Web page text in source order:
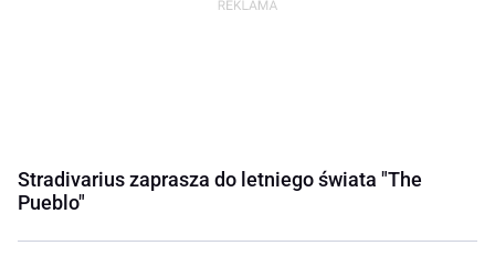
Stradivarius zaprasza do letniego świata "The
Pueblo"